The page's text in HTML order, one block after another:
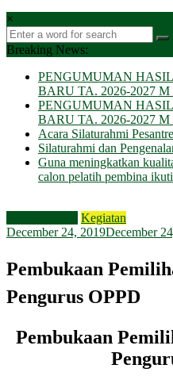
×
Breaking News:
PENGUMUMAN
BARU TA. 2026-2027
PENGUMUMAN
BARU TA. 2026-2027
Acara Silaturahmi
Silaturahmi dan
Guna meningkatkan
calon pelatih pembina
Kegiatan
December 24, 2019December
Pembukaan
Pengurus OPPD
Pembukaan